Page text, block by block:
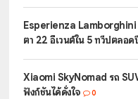
Esperienza Lamborghini
ตา 22 อีเวนต์ใน 5 ทวีปตลอ
Xiaomi SkyNomad รถ
ฟังก์ชันได้ดั่งใจ
0